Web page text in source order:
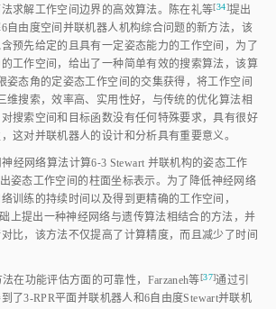
求解工作空间边界的高效算法。陈在礼等[34]提出
自由度空间并联机器人机构综合问题的新方法，该
预先给定的且具有一定姿态能力的工作空间，为了
工作空间，给出了一种简单有效的搜索算法，该算
姿态角的定姿态工作空间的交集获得，将工作空间
维搜索，效率高、实用性好，与传统的优化算法相
搜索空间和目标函数没有任何特殊要求，具有很好
这对并联机器人的设计和分析具有重要意义。
经网络算法计算6⁃3 Stewart 并联机构的姿态工作
姿态工作空间的柱面坐标表示。为了降低神经网络
训练的持续时间以及得到更精确的工作空间，
上提出一种神经网络与遗传算法相结合的方法，并
比，该方法不仅提高了计算精度，而且减少了时间
在功能评估方面的可靠性，Farzaneh等[37]通过引
了3‑RPR平面并联机器人和6自由度Stewart并联机